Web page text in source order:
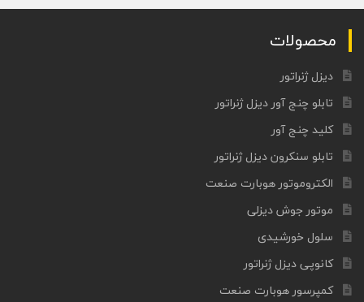
محصولات
دیزل ژنراتور
تابلو چنج آور دیزل ژنراتور
کلید چنج آور
تابلو سنکرون دیزل ژنراتور
الکتروموتور هوبارت صنعت
موتور جوش دیزلی
سلول خورشیدی
کانوپی دیزل ژنراتور
کمپرسور هوبارت صنعت